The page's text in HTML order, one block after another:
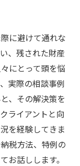
に避けて通れな
、残された財産
にとって頭を悩
実際の相談事例
、その解決策を
ライアントと向
を経験してきま
税方法、特例の
お話しします。